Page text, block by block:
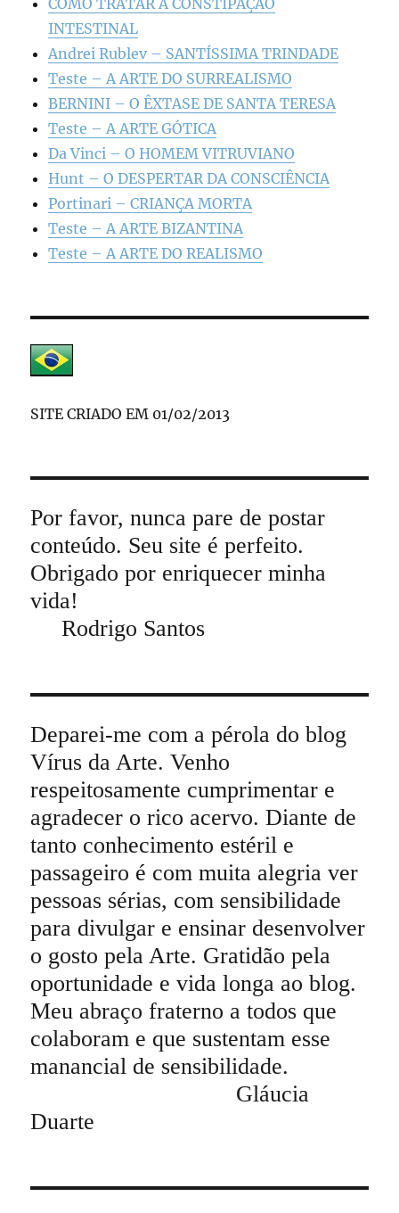
INTESTINAL
Andrei Rublev – SANTÍSSIMA TRINDADE
Teste – A ARTE DO SURREALISMO
BERNINI – O ÊXTASE DE SANTA TERESA
Teste – A ARTE GÓTICA
Da Vinci – O HOMEM VITRUVIANO
Hunt – O DESPERTAR DA CONSCIÊNCIA
Portinari – CRIANÇA MORTA
Teste – A ARTE BIZANTINA
Teste – A ARTE DO REALISMO
SITE CRIADO EM 01/02/2013
Por favor, nunca pare de postar
conteúdo. Seu site é perfeito.
Obrigado por enriquecer minha
vida!
Rodrigo Santos
Deparei-me com a pérola do blog
Vírus da Arte. Venho
respeitosamente cumprimentar e
agradecer o rico acervo. Diante de
tanto conhecimento estéril e
passageiro é com muita alegria ver
pessoas sérias, com sensibilidade
para divulgar e ensinar desenvolver
o gosto pela Arte. Gratidão pela
oportunidade e vida longa ao blog.
Meu abraço fraterno a todos que
colaboram e que sustentam esse
manancial de sensibilidade.
Gláucia
Duarte